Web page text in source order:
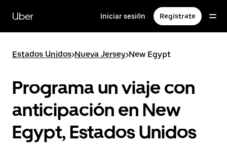
contenido
principal
Uber Iniciar sesión Regístrate
Estados Unidos>Nueva Jersey>New Egypt
Programa un viaje con
anticipación en New
Egypt, Estados Unidos